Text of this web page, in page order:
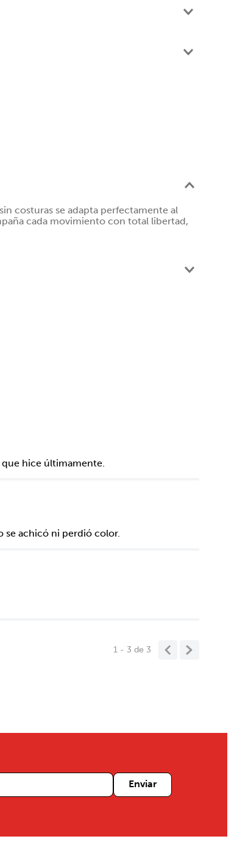
costuras se adapta perfectamente al
cada movimiento con total libertad,
que hice últimamente.
se achicó ni perdió color.
1 - 3 de 3
Enviar